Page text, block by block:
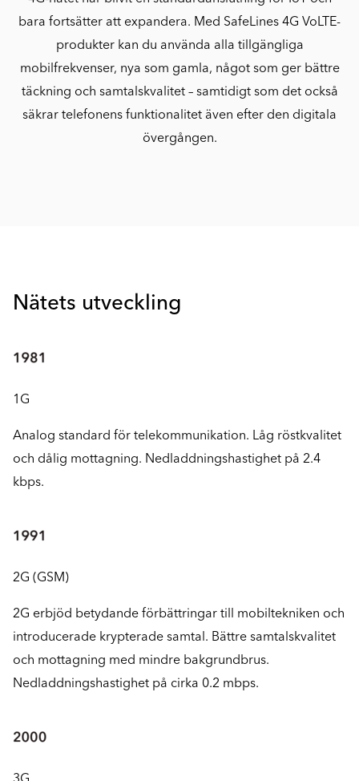
bara fortsätter att expandera. Med SafeLines 4G VoLTE-
produkter kan du använda alla tillgängliga
mobilfrekvenser, nya som gamla, något som ger bättre
täckning och samtalskvalitet – samtidigt som det också
säkrar telefonens funktionalitet även efter den digitala
övergången.
Nätets utveckling
1G
Analog standard för telekommunikation. Låg röstkvalitet
och dålig mottagning. Nedladdningshastighet på 2.4
kbps.
2G (GSM)
2G erbjöd betydande förbättringar till mobiltekniken och
introducerade krypterade samtal. Bättre samtalskvalitet
och mottagning med mindre bakgrundbrus.
Nedladdningshastighet på cirka 0.2 mbps.